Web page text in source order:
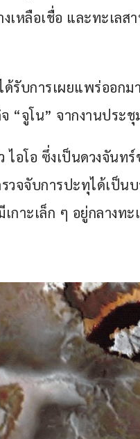
เหลือเชื่อ และทะเล
รับการเผยแพร่ออก
“จูโน” จากงานประ
อโอ ซึ่งเป็นดวงจันท
วจจับการปะทุได้เป็น
กาะเล็ก ๆ อยู่กลางท